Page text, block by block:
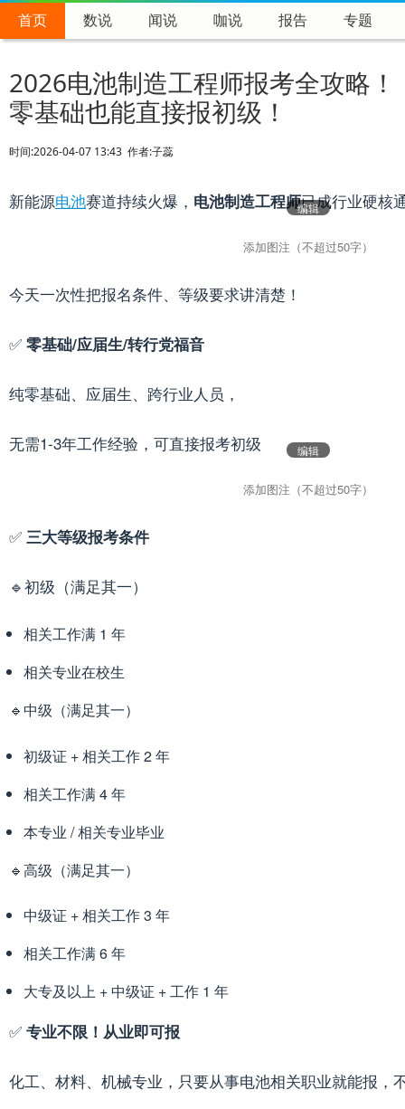
首页 数说 闻说 咖说 报告 专题
绿色智汇能源技术研究院> >培训
2026电池制造工程师报考全攻略！
零基础也能直接报初级！
时间:2026-04-07 13:43 作者:子蕊
新能源电池赛道持续火爆， 电池制造工程师已成行业硬核
编辑
今天一次性把报名条件、等级要求讲清楚！
✅ 零基础/应届生/转行党福音
纯零基础、应届生、跨行业人员，
无需1-3年工作经验，可直接报考初级 编辑
✅ 三大等级报考条件
🔹初级（满足其一）
相关工作满 1 年
相关专业在校生
🔹中级（满足其一）
初级证 + 相关工作 2 年
相关工作满 4 年
本专业 / 相关专业毕业
🔹高级（满足其一）
中级证 + 相关工作 3 年
相关工作满 6 年
大专及以上 + 中级证 + 工作 1 年
✅ 专业不限！从业即可报
化工、材料、机械专业，只要从事电池相关职业就能报，